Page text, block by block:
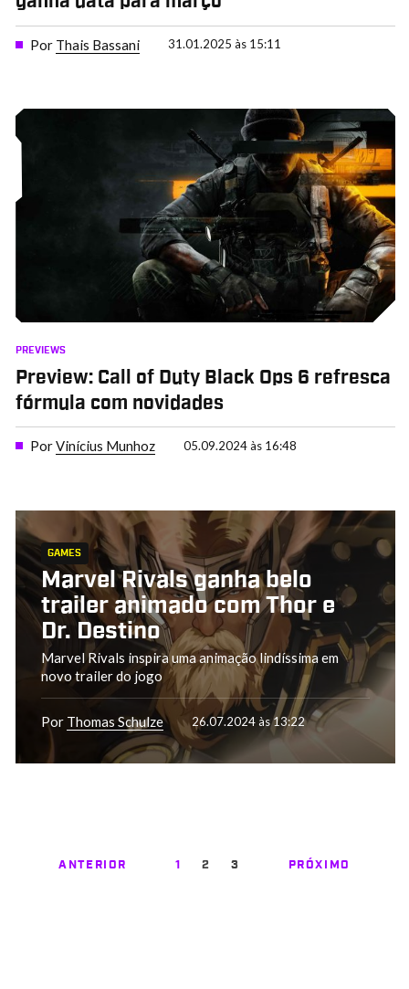
Por Thais Bassani 31.01.2025 às 15:11
PREVIEWS
Preview: Call of Duty Black Ops 6 refresca
fórmula com novidades
PorVinícius Munhoz 05.09.2024 às 16:48
GAMES
Marvel Rivals ganha belo
trailer animado com Thor e
Dr. Destino
Marvel Rivals inspira uma animação lindíssima em
novo trailer do jogo
Por Thomas Schulze 26.07.2024 às 13:22
ANTERIOR 1 2 3 PRÓXIMO